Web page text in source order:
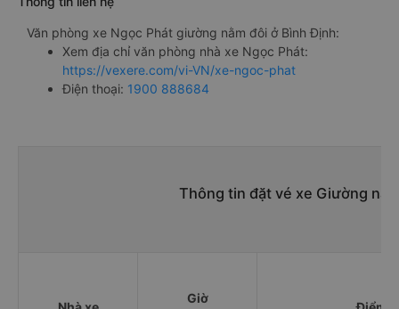
Văn phòng xe Ngọc Phát giường nằm đôi ở Bình Định:
Xem địa chỉ văn phòng nhà xe Ngọc Phát:
https://vexere.com/vi-VN/xe-ngoc-phat
Điện thoại: 1900 888684
Thông tin đặt vé xe Giường
Giờ